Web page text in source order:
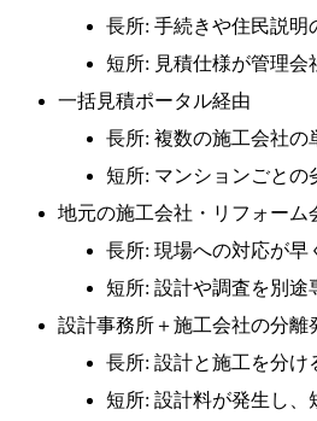
長所: 手続きや住民説明
短所: 見積仕様が管理会
一括見積ポータル経由
長所: 複数の施工会社の
短所: マンションごとの
地元の施工会社・リフォーム
長所: 現場への対応が早
短所: 設計や調査を別途
設計事務所＋施工会社の分離
長所: 設計と施工を分け
短所: 設計料が発生し、